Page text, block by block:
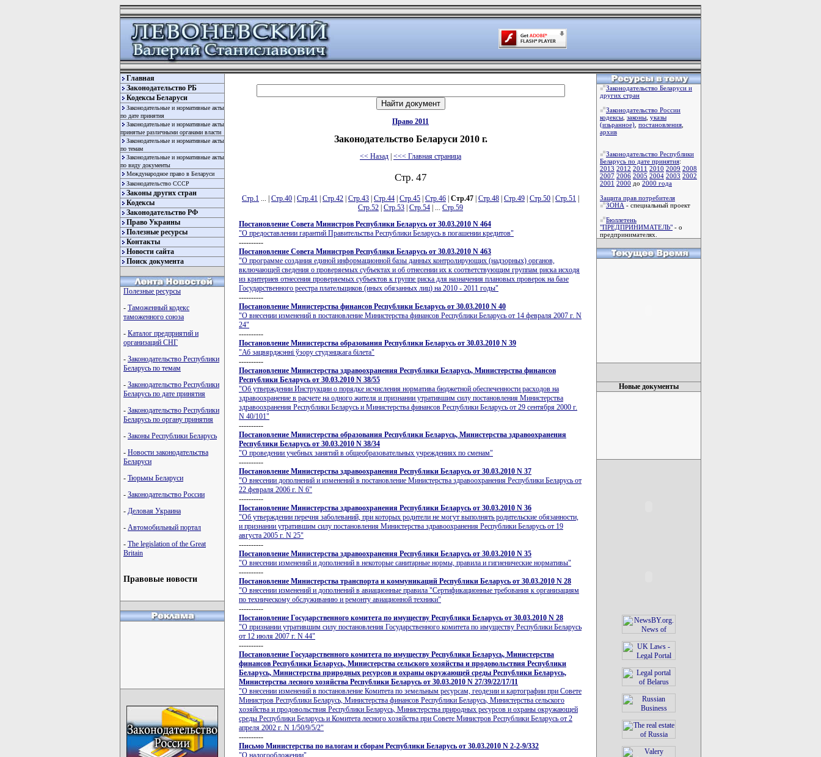
Главная
Законодательство РБ
Кодексы Беларуси
Законодательные и нормативные акты
по дате принятия
Законодательные и нормативные акты
принятые различными органами власти
Законодательные и нормативные акты
по темам
Законодательные и нормативные акты
по виду документы
Международное право в Беларуси
Законодательство СССР
Законы других стран
Кодексы
Законодательство РФ
Право Украины
Полезные ресурсы
Контакты
Новости сайта
Поиск документа
Полезные ресурсы
- Таможенный кодекс
таможенного союза
- Каталог предприятий и
организаций СНГ
- Законодательство Республики
Беларусь по темам
- Законодательство Республики
Беларусь по дате принятия
- Законодательство Республики
Беларусь по органу принятия
- Законы Республики Беларусь
- Новости законодательства
Беларуси
- Тюрьмы Беларуси
- Законодательство России
- Деловая Украина
- Автомобильный портал
- The legislation of the Great
Britain
Правовые новости
Право 2011
Законодательство Беларуси 2010 г.
<< Назад <<< Главная страница
Стр. 47
Стр.1 ... | Стр.40 Стр.41 Стр.42 Стр.43 Стр.44 Стр.45 Стр.46 Стр.47 Стр.48 Стр.49 Стр.50 Стр.51
Стр.52 Стр.53 Стр.54 | ... Стр.59
Постановление Совета Министров Республики Беларусь от 30.03.2010 N 464
"О предоставлении гарантий Правительства Республики Беларусь в погашении кредитов"
----------
Постановление Совета Министров Республики Беларусь от 30.03.2010 N 463
"О программе создания единой информационной базы данных контролирующих (надзорных) органов,
включающей сведения о проверяемых субъектах и об отнесении их к соответствующим группам риска исходя
из критериев отнесения проверяемых субъектов к группе риска для назначения плановых проверок на базе
Государственного реестра плательщиков (иных обязанных лиц) на 2010 - 2011 годы"
----------
Постановление Министерства финансов Республики Беларусь от 30.03.2010 N 40
"О внесении изменений в постановление Министерства финансов Республики Беларусь от 14 февраля 2007 г. N
24"
----------
Постановление Министерства образования Республики Беларусь от 30.03.2010 N 39
"Аб зацвярджэннi ўзору студэнцкага бiлета"
----------
Постановление Министерства здравоохранения Республики Беларусь, Министерства финансов
Республики Беларусь от 30.03.2010 N 38/55
"Об утверждении Инструкции о порядке исчисления норматива бюджетной обеспеченности расходов на
здравоохранение в расчете на одного жителя и признании утратившим силу постановления Министерства
здравоохранения Республики Беларусь и Министерства финансов Республики Беларусь от 29 сентября 2000 г.
N 40/101"
----------
Постановление Министерства образования Республики Беларусь, Министерства здравоохранения
Республики Беларусь от 30.03.2010 N 38/34
"О проведении учебных занятий в общеобразовательных учреждениях по сменам"
----------
Постановление Министерства здравоохранения Республики Беларусь от 30.03.2010 N 37
"О внесении дополнений и изменений в постановление Министерства здравоохранения Республики Беларусь от
22 февраля 2006 г. N 6"
----------
Постановление Министерства здравоохранения Республики Беларусь от 30.03.2010 N 36
"Об утверждении перечня заболеваний, при которых родители не могут выполнять родительские обязанности,
и признании утратившим силу постановления Министерства здравоохранения Республики Беларусь от 19
августа 2005 г. N 25"
----------
Постановление Министерства здравоохранения Республики Беларусь от 30.03.2010 N 35
"О внесении изменений и дополнений в некоторые санитарные нормы, правила и гигиенические нормативы"
----------
Постановление Министерства транспорта и коммуникаций Республики Беларусь от 30.03.2010 N 28
"О внесении изменений и дополнений в авиационные правила "Сертификационные требования к организациям
по техническому обслуживанию и ремонту авиационной техники"
----------
Постановление Государственного комитета по имуществу Республики Беларусь от 30.03.2010 N 28
"О признании утратившим силу постановления Государственного комитета по имуществу Республики Беларусь
от 12 июля 2007 г. N 44"
----------
Постановление Государственного комитета по имуществу Республики Беларусь, Министерства
финансов Республики Беларусь, Министерства сельского хозяйства и продовольствия Республики
Беларусь, Министерства природных ресурсов и охраны окружающей среды Республики Беларусь,
Министерства лесного хозяйства Республики Беларусь от 30.03.2010 N 27/39/22/17/11
"О внесении изменений в постановление Комитета по земельным ресурсам, геодезии и картографии при Совете
Министров Республики Беларусь, Министерства финансов Республики Беларусь, Министерства сельского
хозяйства и продовольствия Республики Беларусь, Министерства природных ресурсов и охраны окружающей
среды Республики Беларусь и Комитета лесного хозяйства при Совете Министров Республики Беларусь от 2
апреля 2002 г. N 1/50/9/5/2"
----------
Письмо Министерства по налогам и сборам Республики Беларусь от 30.03.2010 N 2-2-9/332
"О налогообложении"
Законодательство Беларуси и
других стран
Законодательство России
кодексы законы указы
(изьранное) постановления
архив
Законодательство Республики
Беларусь по дате принятия:
2013 2012 2011 2010 2009 2008
2007 2006 2005 2004 2003 2002
2001 2000 до 2000 года
Защита прав потребителя
ЗОНА - специальный проект
Бюллетень
"ПРЕДПРИНИМАТЕЛЬ" - о
предпринимателях.
Новые документы